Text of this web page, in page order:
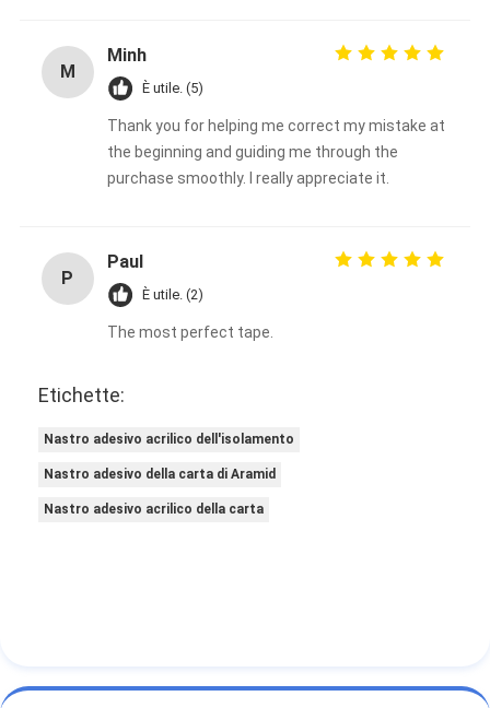
M
Minh
È utile. (5)
Thank you for helping me correct my mistake at
the beginning and guiding me through the
purchase smoothly. I really appreciate it.
P
Paul
È utile. (2)
The most perfect tape.
Etichette:
Nastro adesivo acrilico dell'isolamento
Nastro adesivo della carta di Aramid
Nastro adesivo acrilico della carta